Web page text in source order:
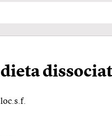
dieta
loc.s.f.